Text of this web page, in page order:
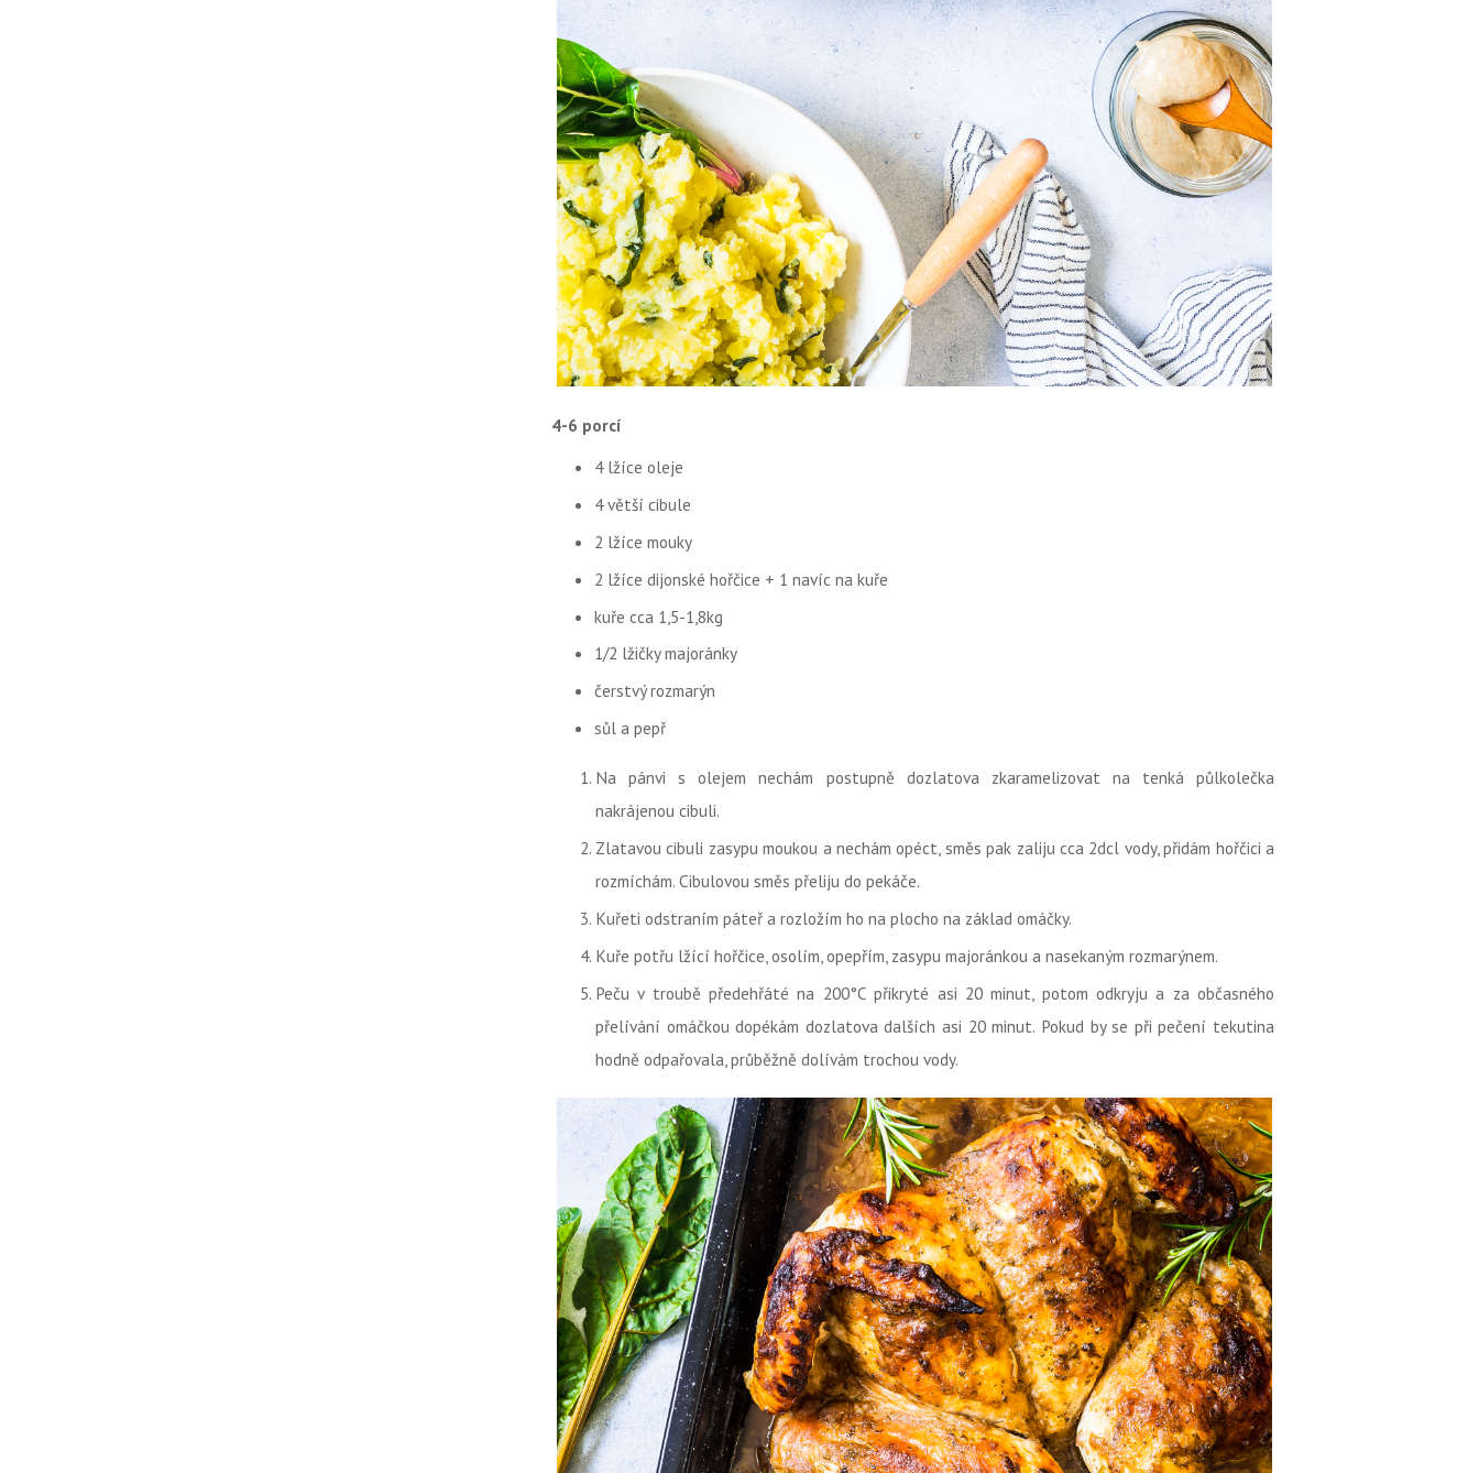
4-6 porcí
4 lžíce oleje
4 větší cibule
2 lžíce mouky
2 lžíce dijonské hořčice + 1 navíc na kuře
kuře cca 1,5-1,8kg
1/2 lžičky majoránky
čerstvý rozmarýn
sůl a pepř
Na pánvi s olejem nechám postupně dozlatova zkaramelizovat na tenká půlkolečka
nakrájenou cibuli.
Zlatavou cibuli zasypu moukou a nechám opéct, směs pak zaliju cca 2dcl vody, přidám hořčici a
rozmíchám. Cibulovou směs přeliju do pekáče.
Kuřeti odstraním páteř a rozložím ho na plocho na základ omáčky.
Kuře potřu lžící hořčice, osolím, opepřím, zasypu majoránkou a nasekaným rozmarýnem.
Peču v troubě předehřáté na 200°C přikryté asi 20 minut, potom odkryju a za občasného
přelívání omáčkou dopékám dozlatova dalších asi 20 minut. Pokud by se při pečení tekutina
hodně odpařovala, průběžně dolívám trochou vody.